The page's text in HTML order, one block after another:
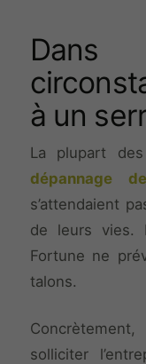
à un
La plupart
dépannage
s’attendaient
de leurs vies.
Fortune ne
talons.
solliciter